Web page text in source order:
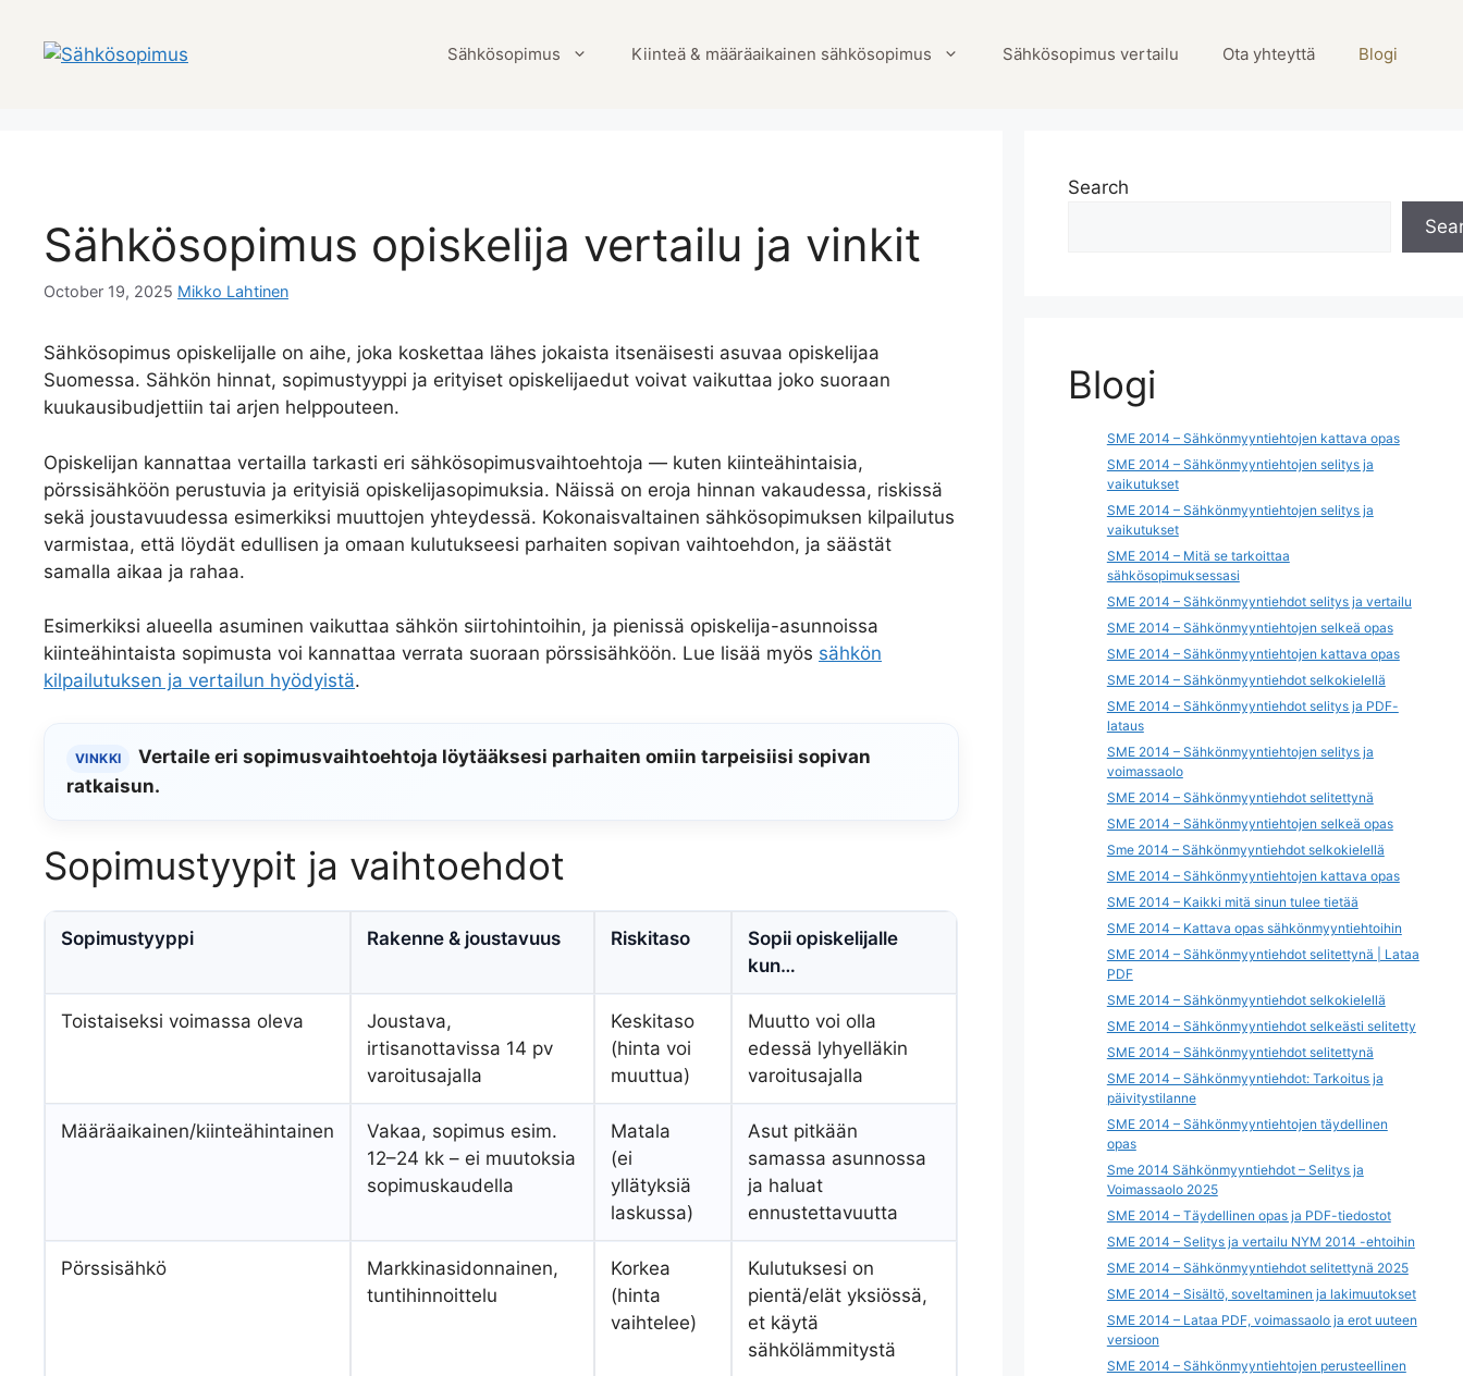
content
Sähkösopimus Kiinteä & määräaikainen sähkösopimus Sähkösopimus vertailu Ota yhteyttä Blogi
Sähkösopimus opiskelija vertailu ja vinkit
October 19, 2025 Mikko Lahtinen
Sähkösopimus opiskelijalle on aihe, joka koskettaa lähes jokaista itsenäisesti asuvaa opiskelijaa
Suomessa. Sähkön hinnat, sopimustyyppi ja erityiset opiskelijaedut voivat vaikuttaa joko suoraan
kuukausibudjettiin tai arjen helppouteen.
Opiskelijan kannattaa vertailla tarkasti eri sähkösopimusvaihtoehtoja — kuten kiinteähintaisia,
pörssisähköön perustuvia ja erityisiä opiskelijasopimuksia. Näissä on eroja hinnan vakaudessa, riskissä
sekä joustavuudessa esimerkiksi muuttojen yhteydessä. Kokonaisvaltainen sähkösopimuksen kilpailutus
varmistaa, että löydät edullisen ja omaan kulutukseesi parhaiten sopivan vaihtoehdon, ja säästät
samalla aikaa ja rahaa.
Esimerkiksi alueella asuminen vaikuttaa sähkön siirtohintoihin, ja pienissä opiskelija-asunnoissa
kiinteähintaista sopimusta voi kannattaa verrata suoraan pörssisähköön. Lue lisää myös sähkön
kilpailutuksen ja vertailun hyödyistä.
VINKKI
Vertaile eri sopimusvaihtoehtoja löytääksesi parhaiten omiin tarpeisiisi sopivan
ratkaisun.
Sopimustyypit ja vaihtoehdot
Sopimustyyppi Rakenne & joustavuus Riskitaso
Sopii opiskelijalle
kun…
Toistaiseksi voimassa oleva
Joustava,
irtisanottavissa 14 pv
varoitusajalla
Keskitaso
(hinta voi
muuttua)
Muutto voi olla
edessä lyhyelläkin
varoitusajalla
Määräaikainen/kiinteähintainen
Vakaa, sopimus esim.
12–24 kk – ei muutoksia
sopimuskaudella
Matala
(ei
yllätyksiä
laskussa)
Asut pitkään
samassa asunnossa
ja haluat
ennustettavuutta
Pörssisähkö
Markkinasidonnainen,
tuntihinnoittelu
Korkea
(hinta
vaihtelee)
Kulutuksesi on
pientä/elät yksiössä,
et käytä
sähkölämmitystä
Search
Blogi
SME 2014 – Sähkönmyyntiehtojen kattava opas
SME 2014 – Sähkönmyyntiehtojen selitys ja
vaikutukset
SME 2014 – Sähkönmyyntiehtojen selitys ja
vaikutukset
SME 2014 – Mitä se tarkoittaa
sähkösopimuksessasi
SME 2014 – Sähkönmyyntiehdot selitys ja vertailu
SME 2014 – Sähkönmyyntiehtojen selkeä opas
SME 2014 – Sähkönmyyntiehtojen kattava opas
SME 2014 – Sähkönmyyntiehdot selkokielellä
SME 2014 – Sähkönmyyntiehdot selitys ja PDF-
lataus
SME 2014 – Sähkönmyyntiehtojen selitys ja
voimassaolo
SME 2014 – Sähkönmyyntiehdot selitettynä
SME 2014 – Sähkönmyyntiehtojen selkeä opas
Sme 2014 – Sähkönmyyntiehdot selkokielellä
SME 2014 – Sähkönmyyntiehtojen kattava opas
SME 2014 – Kaikki mitä sinun tulee tietää
SME 2014 – Kattava opas sähkönmyyntiehtoihin
SME 2014 – Sähkönmyyntiehdot selitettynä | Lataa
PDF
SME 2014 – Sähkönmyyntiehdot selkokielellä
SME 2014 – Sähkönmyyntiehdot selkeästi selitetty
SME 2014 – Sähkönmyyntiehdot selitettynä
SME 2014 – Sähkönmyyntiehdot: Tarkoitus ja
päivitystilanne
SME 2014 – Sähkönmyyntiehtojen täydellinen
opas
Sme 2014 Sähkönmyyntiehdot – Selitys ja
Voimassaolo 2025
SME 2014 – Täydellinen opas ja PDF-tiedostot
SME 2014 – Selitys ja vertailu NYM 2014 -ehtoihin
SME 2014 – Sähkönmyyntiehdot selitettynä 2025
SME 2014 – Sisältö, soveltaminen ja lakimuutokset
SME 2014 – Lataa PDF, voimassaolo ja erot uuteen
versioon
SME 2014 – Sähkönmyyntiehtojen perusteellinen